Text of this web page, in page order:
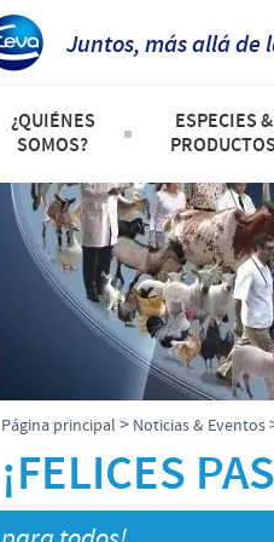
Juntos, más allá de
¿QUIÉNES
SOMOS?
Ceva en Argentina
Nuestro Propósito
Producción, Investigación &
Presencia Mundial
Dirección y Contacto
ESPECIES &
PRODUCTOS
Listado de
Aves
Rumiantes
Animales
Porcinos
Página principal > Noticias & Eventos
¡FELICES